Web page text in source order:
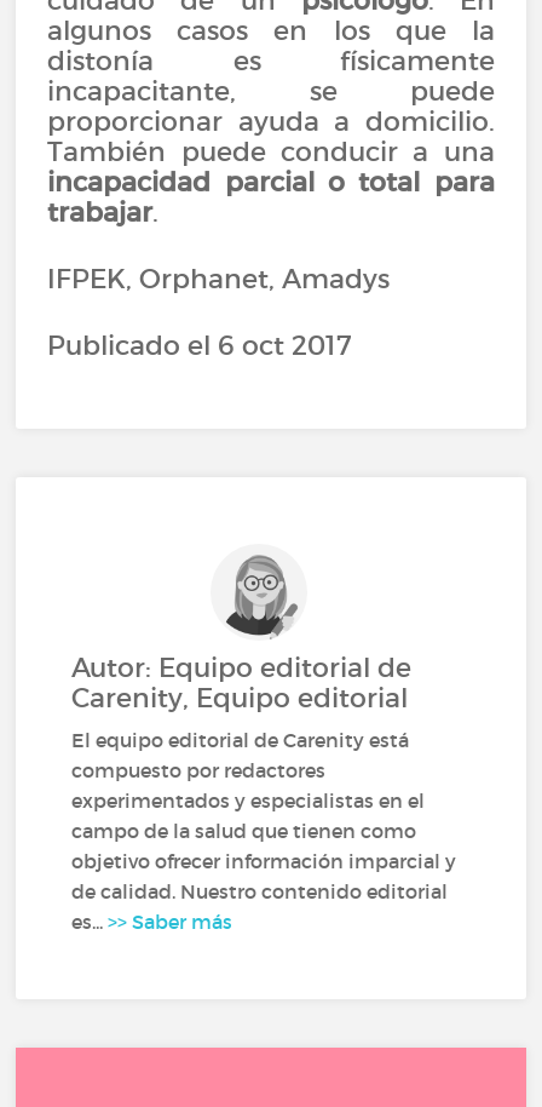
algunos casos en los que la
distonía es físicamente
incapacitante, se puede
proporcionar ayuda a domicilio.
También puede conducir a una
incapacidad parcial o total para
trabajar.
IFPEK, Orphanet, Amadys
Publicado el 6 oct 2017
Autor: Equipo editorial de
Carenity, Equipo editorial
El equipo editorial de Carenity está
compuesto por redactores
experimentados y especialistas en el
campo de la salud que tienen como
objetivo ofrecer información imparcial y
de calidad. Nuestro contenido editorial
es...>> Saber más